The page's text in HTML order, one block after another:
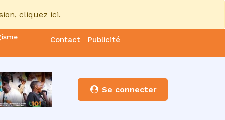
cliquez ici.
Contact Publicité
Se connecter